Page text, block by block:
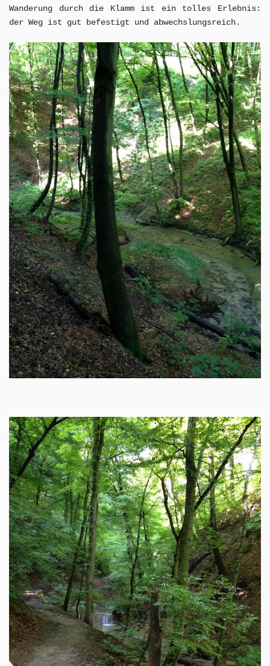
Wanderung durch die Klamm ist ein tolles Erlebnis:
der Weg ist gut befestigt und abwechslungsreich.